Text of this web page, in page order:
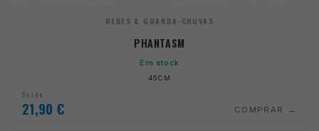
REDES & GUARDA-CHUVAS
PHANTASM
Em stock
45CM
Desde
21,90 € COMPRAR